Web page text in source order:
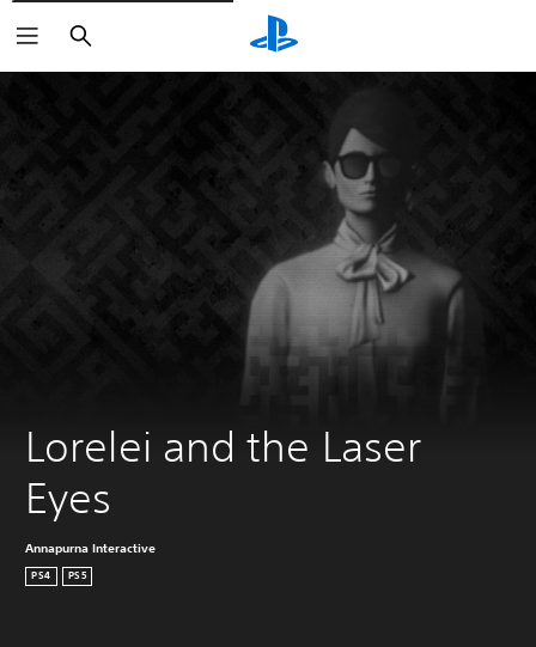
Buscar
Lorelei and the Laser
Eyes
Annapurna Interactive
PS4 PS5